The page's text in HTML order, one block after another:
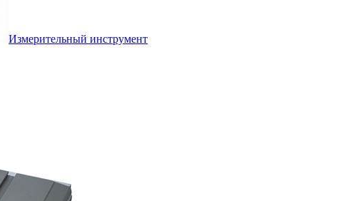
Измерительный инструмент